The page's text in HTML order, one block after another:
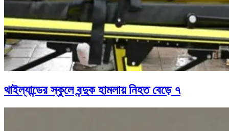
থাইল্যান্ডের স্কুলে বন্দুক হামলায় নিহত বেড়ে ৭